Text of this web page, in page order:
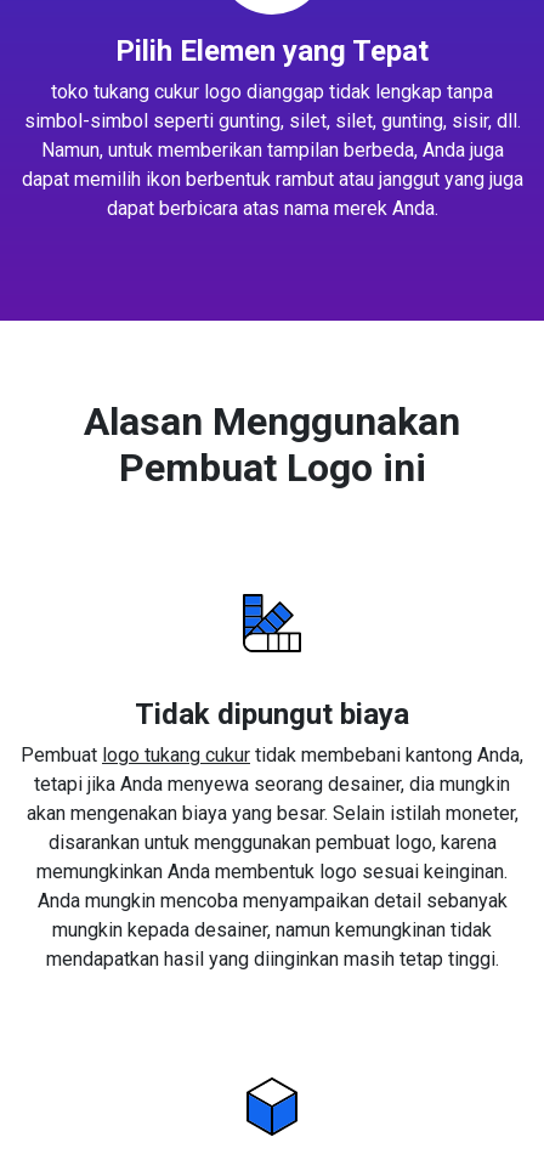
Pilih Elemen yang Tepat
toko tukang cukur logo dianggap tidak lengkap tanpa
simbol-simbol seperti gunting, silet, silet, gunting, sisir, dll.
Namun, untuk memberikan tampilan berbeda, Anda juga
dapat memilih ikon berbentuk rambut atau janggut yang juga
dapat berbicara atas nama merek Anda.
Alasan Menggunakan
Pembuat Logo ini
Tidak dipungut biaya
Pembuat logo tukang cukur tidak membebani kantong Anda,
tetapi jika Anda menyewa seorang desainer, dia mungkin
akan mengenakan biaya yang besar. Selain istilah moneter,
disarankan untuk menggunakan pembuat logo, karena
memungkinkan Anda membentuk logo sesuai keinginan.
Anda mungkin mencoba menyampaikan detail sebanyak
mungkin kepada desainer, namun kemungkinan tidak
mendapatkan hasil yang diinginkan masih tetap tinggi.